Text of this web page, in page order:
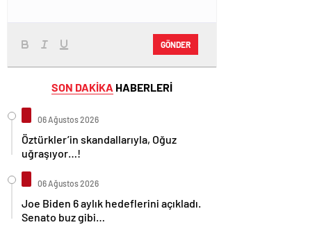
GÖNDER
SON DAKİKA HABERLERİ
06 Ağustos 2026
Öztürkler’in skandallarıyla, Oğuz
uğraşıyor…!
06 Ağustos 2026
Joe Biden 6 aylık hedeflerini açıkladı.
Senato buz gibi…